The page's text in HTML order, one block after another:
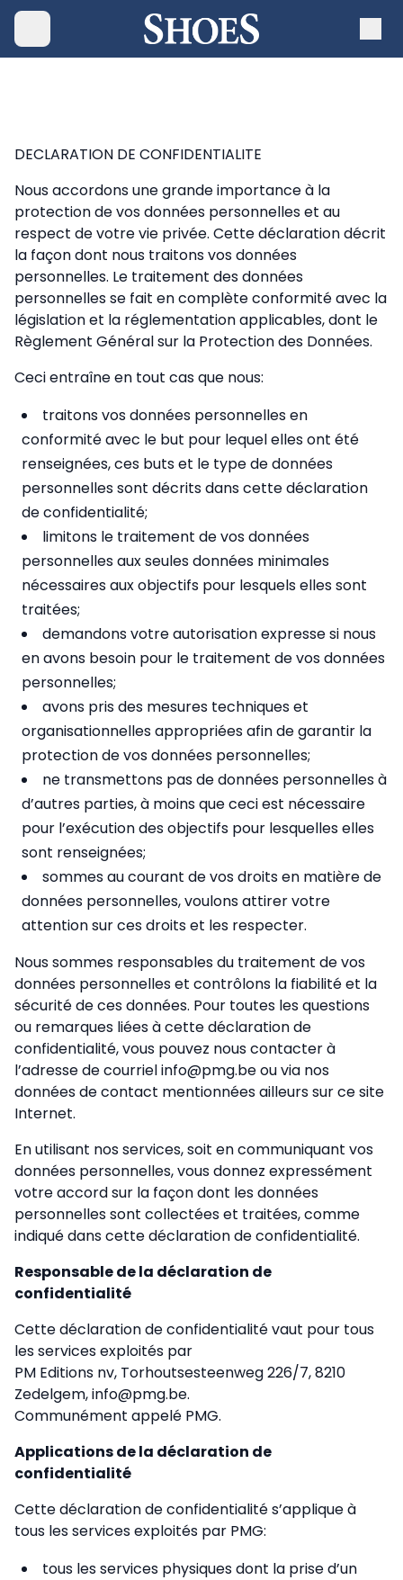
DECLARATION DE CONFIDENTIALITE
Nous accordons une grande importance à la
protection de vos données personnelles et au
respect de votre vie privée. Cette déclaration décrit
la façon dont nous traitons vos données
personnelles. Le traitement des données
personnelles se fait en complète conformité avec la
législation et la réglementation applicables, dont le
Règlement Général sur la Protection des Données.
Ceci entraîne en tout cas que nous:
traitons vos données personnelles en
conformité avec le but pour lequel elles ont été
renseignées, ces buts et le type de données
personnelles sont décrits dans cette déclaration
de confidentialité;
limitons le traitement de vos données
personnelles aux seules données minimales
nécessaires aux objectifs pour lesquels elles sont
traitées;
demandons votre autorisation expresse si nous
en avons besoin pour le traitement de vos données
personnelles;
avons pris des mesures techniques et
organisationnelles appropriées afin de garantir la
protection de vos données personnelles;
ne transmettons pas de données personnelles à
d’autres parties, à moins que ceci est nécessaire
pour l’exécution des objectifs pour lesquelles elles
sont renseignées;
sommes au courant de vos droits en matière de
données personnelles, voulons attirer votre
attention sur ces droits et les respecter.
Nous sommes responsables du traitement de vos
données personnelles et contrôlons la fiabilité et la
sécurité de ces données. Pour toutes les questions
ou remarques liées à cette déclaration de
confidentialité, vous pouvez nous contacter à
l’adresse de courriel info@pmg.be ou via nos
données de contact mentionnées ailleurs sur ce site
Internet.
En utilisant nos services, soit en communiquant vos
données personnelles, vous donnez expressément
votre accord sur la façon dont les données
personnelles sont collectées et traitées, comme
indiqué dans cette déclaration de confidentialité.
Responsable de la déclaration de
confidentialité
Cette déclaration de confidentialité vaut pour tous
les services exploités par
PM Editions nv, Torhoutsesteenweg 226/7, 8210
Zedelgem, info@pmg.be.
Communément appelé PMG.
Applications de la déclaration de
confidentialité
Cette déclaration de confidentialité s’applique à
tous les services exploités par PMG:
tous les services physiques dont la prise d’un